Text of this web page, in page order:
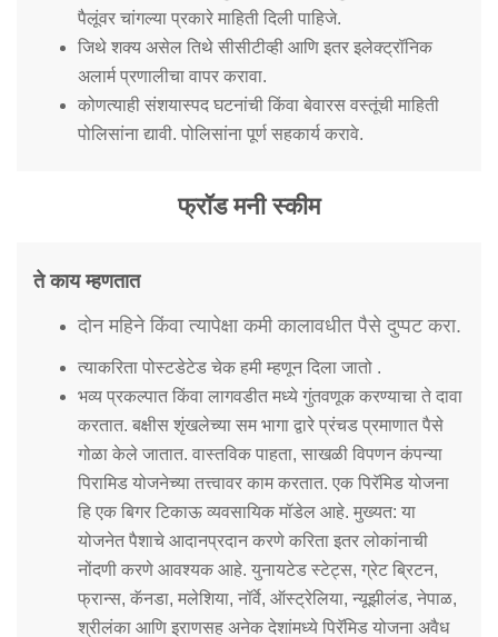
पैलूंवर चांगल्या प्रकारे माहिती दिली पाहिजे.
जिथे शक्य असेल तिथे सीसीटीव्ही आणि इतर इलेक्ट्रॉनिक
अलार्म प्रणालीचा वापर करावा.
कोणत्याही संशयास्पद घटनांची किंवा बेवारस वस्तूंची माहिती
पोलिसांना द्यावी. पोलिसांना पूर्ण सहकार्य करावे.
फ्रॉड मनी स्कीम
ते काय म्हणतात
दोन महिने किंवा त्यापेक्षा कमी कालावधीत पैसे दुप्पट करा.
त्याकरिता पोस्टडेटेड चेक हमी म्हणून दिला जातो .
भव्य प्रकल्पात किंवा लागवडीत मध्ये गुंतवणूक करण्याचा ते दावा
करतात. बक्षीस शृंखलेच्या सम भागा द्वारे प्रंचड प्रमाणात पैसे
गोळा केले जातात. वास्तविक पाहता, साखळी विपणन कंपन्या
पिरामिड योजनेच्या तत्त्वावर काम करतात. एक पिरॅमिड योजना
हि एक बिगर टिकाऊ व्यवसायिक मॉडेल आहे. मुख्यत: या
योजनेत पैशाचे आदानप्रदान करणे करिता इतर लोकांनाची
नोंदणी करणे आवश्यक आहे. युनायटेड स्टेट्स, ग्रेट ब्रिटन,
फ्रान्स, कॅनडा, मलेशिया, नॉर्वे, ऑस्ट्रेलिया, न्यूझीलंड, नेपाळ,
श्रीलंका आणि इराणसह अनेक देशांमध्ये पिरॅमिड योजना अवैध